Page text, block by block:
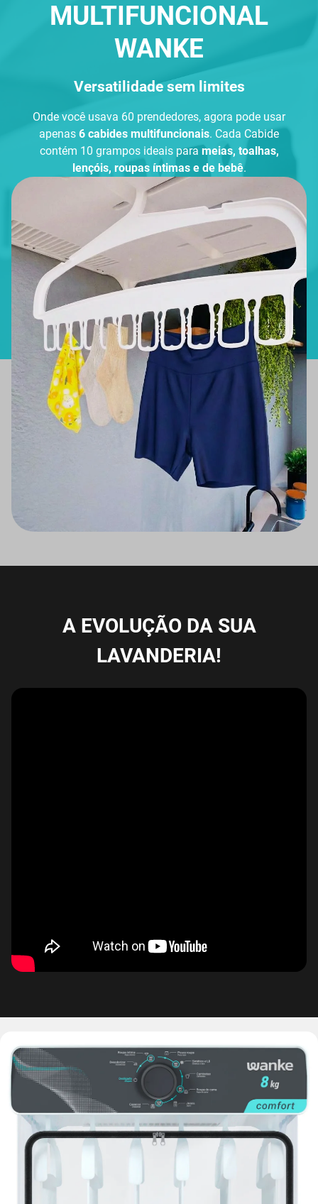
MULTIFUNCIONAL
WANKE
Versatilidade sem limites
Onde você usava 60 prendedores, agora pode usar
apenas 6 cabides multifuncionais. Cada Cabide
contém 10 grampos ideais para meias, toalhas,
lençóis, roupas íntimas e de bebê.
A EVOLUÇÃO DA SUA
LAVANDERIA!